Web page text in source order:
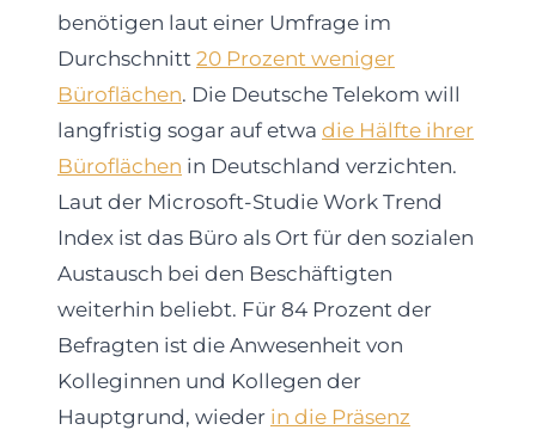
benötigen laut einer Umfrage im
Durchschnitt 20 Prozent weniger
Büroflächen. Die Deutsche Telekom will
langfristig sogar auf etwa die Hälfte ihrer
Büroflächen in Deutschland verzichten.
Laut der Microsoft-Studie Work Trend
Index ist das Büro als Ort für den sozialen
Austausch bei den Beschäftigten
weiterhin beliebt. Für 84 Prozent der
Befragten ist die Anwesenheit von
Kolleginnen und Kollegen der
Hauptgrund, wieder in die Präsenz